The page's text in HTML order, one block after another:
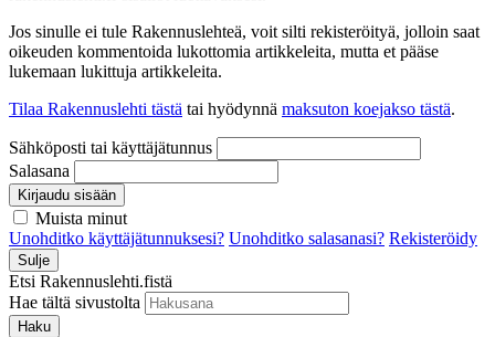
Jos sinulle ei tule Rakennuslehteä, voit silti rekisteröityä, jolloin saat
oikeuden kommentoida lukottomia artikkeleita, mutta et pääse
lukemaan lukittuja artikkeleita.
Tilaa Rakennuslehti tästä tai hyödynnä maksuton koejakso tästä.
Sähköposti tai käyttäjätunnus
Salasana
Kirjaudu sisään
Muista minut
Unohditko käyttäjätunnuksesi? Unohditko salasanasi? Rekisteröidy
Sulje
Etsi Rakennuslehti.fistä
Hae tältä sivustolta
Haku